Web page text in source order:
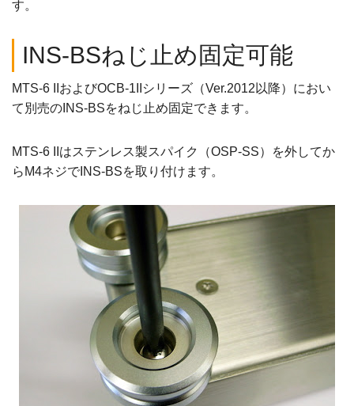
す。
INS-BSねじ止め固定可能
MTS-6 IIおよびOCB-1IIシリーズ（Ver.2012以降）におい
て別売のINS-BSをねじ止め固定できます。
MTS-6 IIはステンレス製スパイク（OSP-SS）を外してか
らM4ネジでINS-BSを取り付けます。